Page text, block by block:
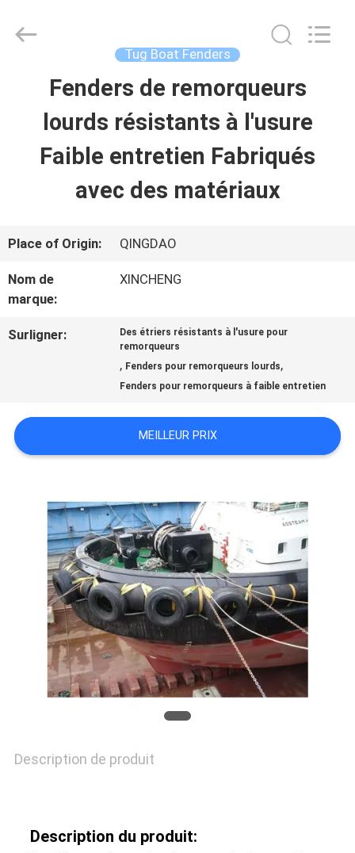
MAISON
PRODUITS
SHOW
A
PROPOS
VISITE
CONTRÔLE
QUALITÉ
CONTACTEZ-
NOUS
NOUVELLES
Rubber
Tug Boat Fenders
Fenders de remorqueurs
lourds résistants à l'usure
Faible entretien Fabriqués
avec des matériaux
Place of Origin: QINGDAO
Nom de
marque:
XINCHENG
Surligner:
Des étriers résistants à l'usure pour
remorqueurs
, Fenders pour remorqueurs lourds,
Fenders pour remorqueurs à faible entretien
MEILLEUR PRIX
Description de produit
Description du produit: